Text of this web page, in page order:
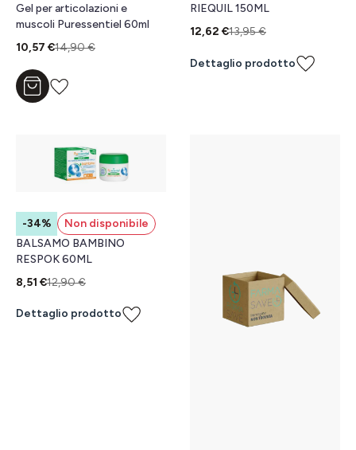
Gel per articolazioni e
muscoli Puressentiel 60ml
10,57 €14,90 €
Aggiungi al carrello
RIEQUIL 150ML
12,62 €13,95 €
Dettaglio prodotto
-34%
Non disponibile
BALSAMO BAMBINO
RESPOK 60ML
8,51 €12,90 €
Dettaglio prodotto